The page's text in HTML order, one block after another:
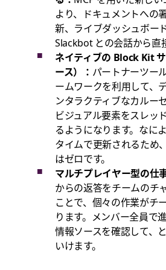
より、ドキュメントへの
新、ライブダッシュボー
Slackbot との会話から直
ネイティブの Block Kit
ース）： パートナーツー
ームワークを利用して、
ンタラクティブなカルー
ビジュアル要素をスレッ
るようになります。なに
タイムで更新されるため
はゼロです。
マルチプレイヤー型の仕
からの返答をチームのチ
ことで、個々の作業がチ
ります。メンバー全員で
情報ソースを確認して、
いけます。